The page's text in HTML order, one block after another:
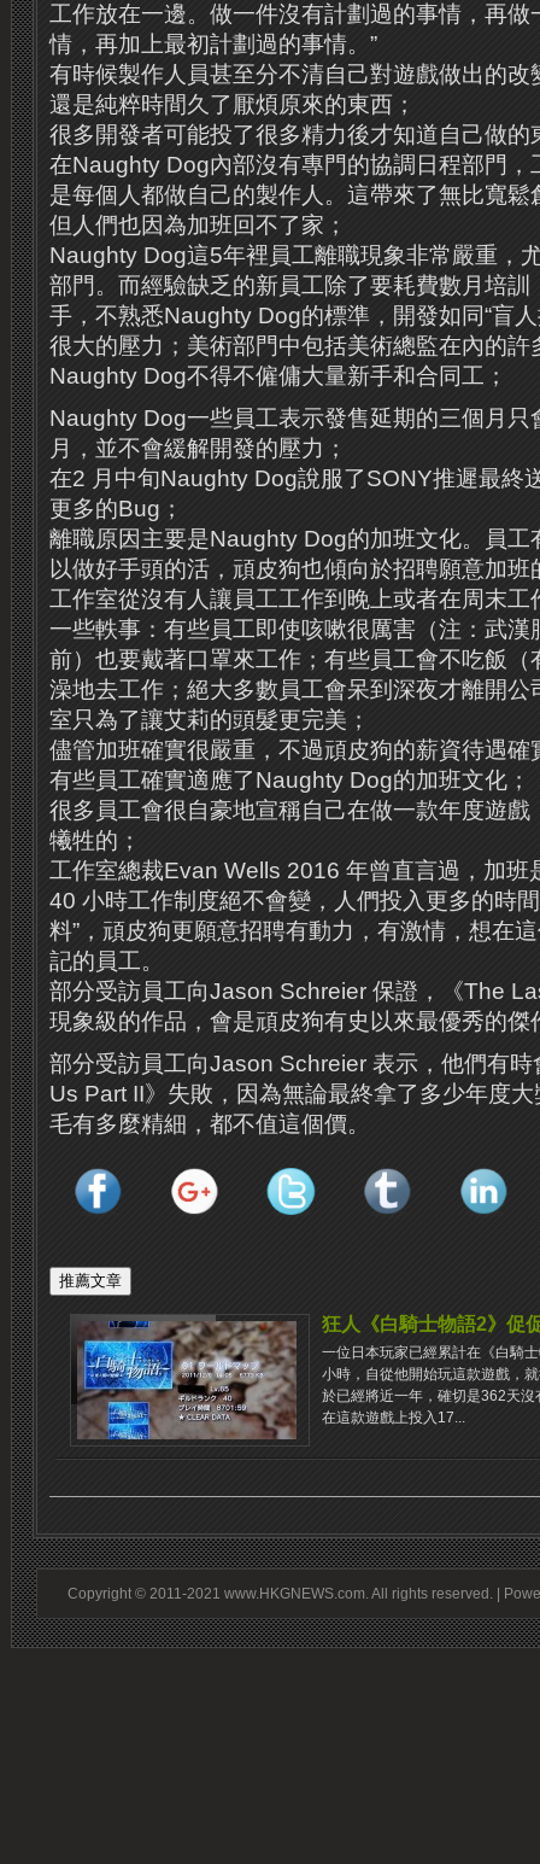
工作放在一邊。做一件沒有計劃過的事情，再做
情，再加上最初計劃過的事情。”
有時候製作人員甚至分不清自己對遊戲做出的改
還是純粹時間久了厭煩原來的東西；
很多開發者可能投了很多精力後才知道自己做的
在Naughty Dog內部沒有專門的協調日程部門，
是每個人都做自己的製作人。這帶來了無比寬
但人們也因為加班回不了家；
Naughty Dog這5年裡員工離職現象非常嚴重，
部門。而經驗缺乏的新員工除了要耗費數月培訓
手，不熟悉Naughty Dog的標準，開發如同“盲
很大的壓力；美術部門中包括美術總監在內的許
Naughty Dog不得不僱傭大量新手和合同工；
Naughty Dog一些員工表示發售延期的三個月只
月，並不會緩解開發的壓力；
在2 月中旬Naughty Dog說服了SONY推遲最終
更多的Bug；
離職原因主要是Naughty Dog的加班文化。員工
以做好手頭的活，頑皮狗也傾向於招聘願意加班
工作室從沒有人讓員工工作到晚上或者在周末工
一些軼事：有些員工即使咳嗽很厲害（注：武漢
前）也要戴著口罩來工作；有些員工會不吃飯（
澡地去工作；絕大多數員工會呆到深夜才離開公
室只為了讓艾莉的頭髮更完美；
儘管加班確實很嚴重，不過頑皮狗的薪資待遇確
有些員工確實適應了Naughty Dog的加班文化；
很多員工會很自豪地宣稱自己在做一款年度遊戲
犧牲的；
工作室總裁Evan Wells 2016 年曾直言過，加班
40 小時工作制度絕不會變，人們投入更多的時
料”，頑皮狗更願意招聘有動力，有激情，想在
記的員工。
部分受訪員工向Jason Schreier 保證，《The
現象級的作品，會是頑皮狗有史以來最優秀的傑
部分受訪員工向Jason Schreier 表示，他們有
Us Part II》失敗，因為無論最終拿了多少年度
毛有多麼精細，都不值這個價。
狂人《白騎士物語2》促
一位日本玩家已經累計在《白騎
小時，自從他開始玩這款遊戲，
於已經將近一年，確切是362天
在這款遊戲上投入17...
Copyright © 2011-2021 www.HKGNEWS.com. All rights reserved. |